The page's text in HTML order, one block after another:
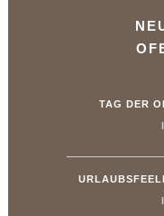
TAG DER